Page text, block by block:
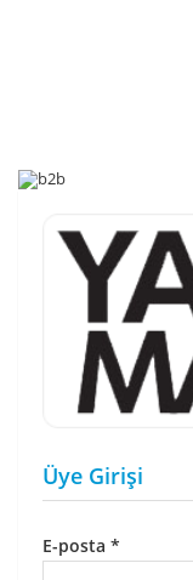
Üye Girişi
E-posta *